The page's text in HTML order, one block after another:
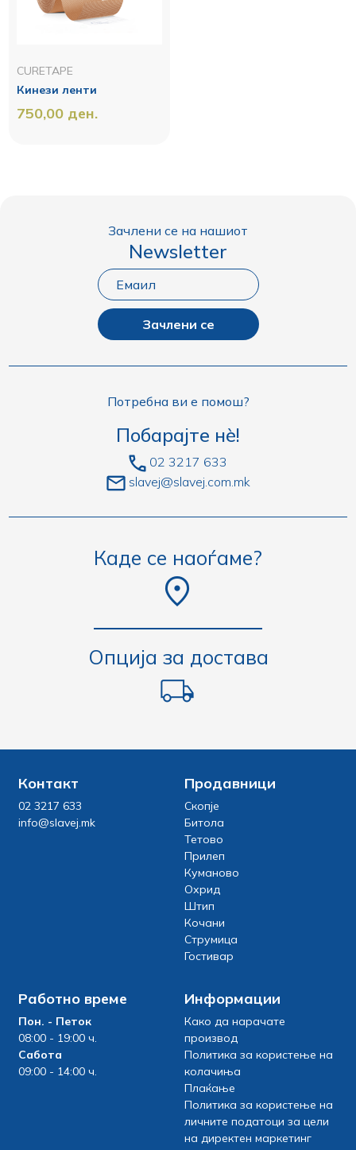
CURETAPE
Кинези ленти
750,00 ден.
Зачлени се на нашиот
Newsletter
Зачлени се
Потребна ви е помош?
Побарајте нè!
02 3217 633
slavej@slavej.com.mk
Каде се наоѓаме?
Опција за достава
Контакт
02 3217 633
info@slavej.mk
Продавници
Скопје
Битола
Тетово
Прилеп
Куманово
Охрид
Штип
Кочани
Струмица
Гостивар
Работно време
Пон. - Петок
08:00 - 19:00 ч.
Сабота
09:00 - 14:00 ч.
Информации
Како да нарачате
производ
Политика за користење на
колачиња
Плаќање
Политика за користење на
личните податоци за цели
на директен маркетинг